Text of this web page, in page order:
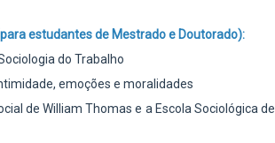
estudantes de Mestrado e Doutorado):
do Trabalho
emoções e moralidades
de William Thomas e a Escola Sociológica de